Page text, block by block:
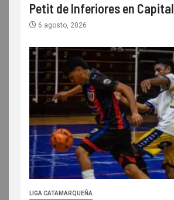
Petit de Inferiores en Capital
6 agosto, 2026
LIGA CATAMARQUEÑA